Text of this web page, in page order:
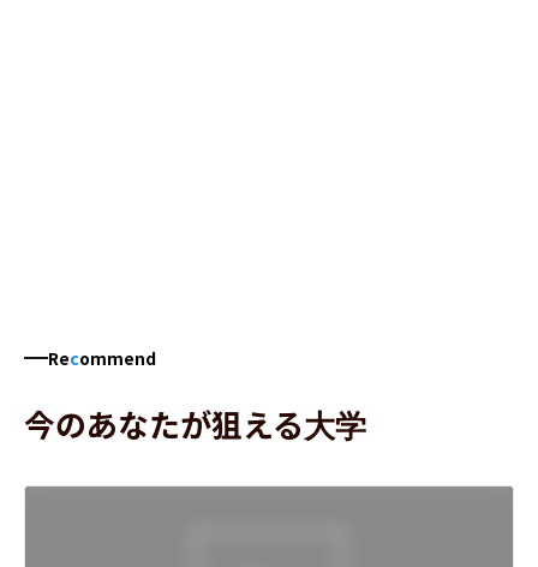
Recommend
今のあなたが狙える大学